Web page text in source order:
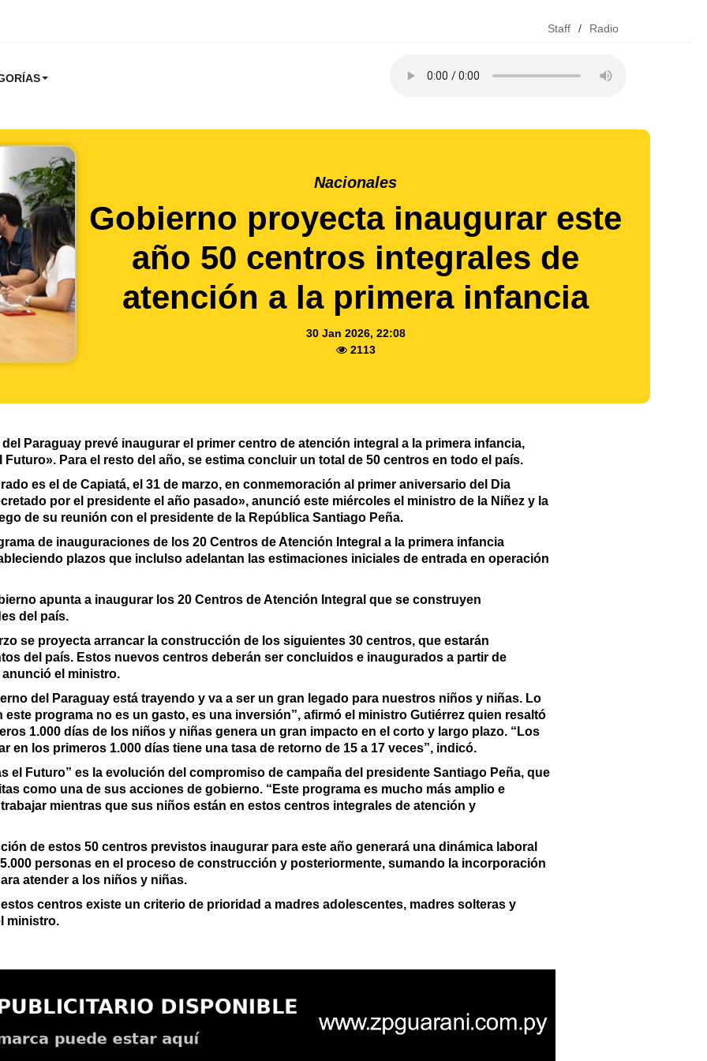
Staff / Radio
Nacionales
Gobierno proyecta inaugurar este
año 50 centros integrales de
atención a la primera infancia
30 Jan 2026, 22:08
2113
Paraguay prevé inaugurar el primer centro de atención integral a la primera infancia,
Para el resto del año, se estima concluir un total de 50 centros en todo el país.
es el de Capiatá, el 31 de marzo, en conmemoración al primer aniversario del Dia
por el presidente el año pasado», anunció este miércoles el ministro de la Niñez y la
de su reunión con el presidente de la República Santiago Peña.
de inauguraciones de los 20 Centros de Atención Integral a la primera infancia
plazos que inclulso adelantan las estimaciones iniciales de entrada en operación
apunta a inaugurar los 20 Centros de Atención Integral que se construyen
del país.
se proyecta arrancar la construcción de los siguientes 30 centros, que estarán
del país. Estos nuevos centros deberán ser concluidos e inaugurados a partir de
el ministro.
del Paraguay está trayendo y va a ser un gran legado para nuestros niños y niñas. Lo
este programa no es un gasto, es una inversión”, afirmó el ministro Gutiérrez quien resaltó
1.000 días de los niños y niñas genera un gran impacto en el corto y largo plazo. “Los
en los primeros 1.000 días tiene una tasa de retorno de 15 a 17 veces”, indicó.
el Futuro” es la evolución del compromiso de campaña del presidente Santiago Peña, que
como una de sus acciones de gobierno. “Este programa es mucho más amplio e
mientras que sus niños están en estos centros integrales de atención y
de estos 50 centros previstos inaugurar para este año generará una dinámica laboral
personas en el proceso de construcción y posteriormente, sumando la incorporación
atender a los niños y niñas.
centros existe un criterio de prioridad a madres adolescentes, madres solteras y
ministro.